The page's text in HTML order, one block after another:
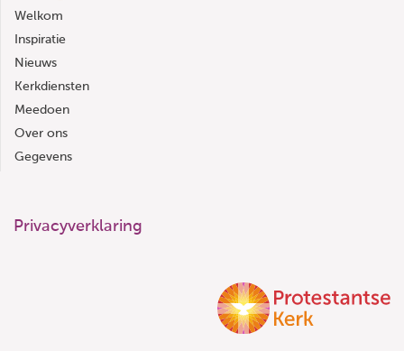
Welkom
Inspiratie
Nieuws
Kerkdiensten
Meedoen
Over ons
Gegevens
Privacyverklaring